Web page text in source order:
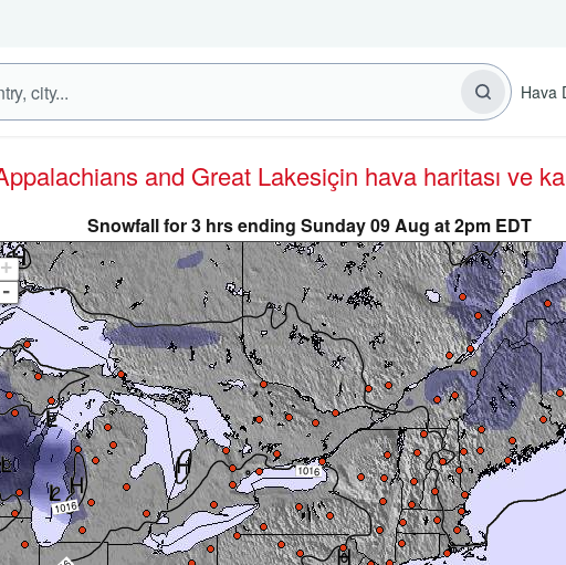
Hava
Appalachians and Great Lakesiçin hava haritası ve
Snowfall for 3 hrs ending Sunday 09 Aug at 2pm EDT
+
-